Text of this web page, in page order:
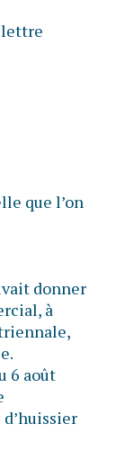
lettre
que l’on
donner
à
6 août